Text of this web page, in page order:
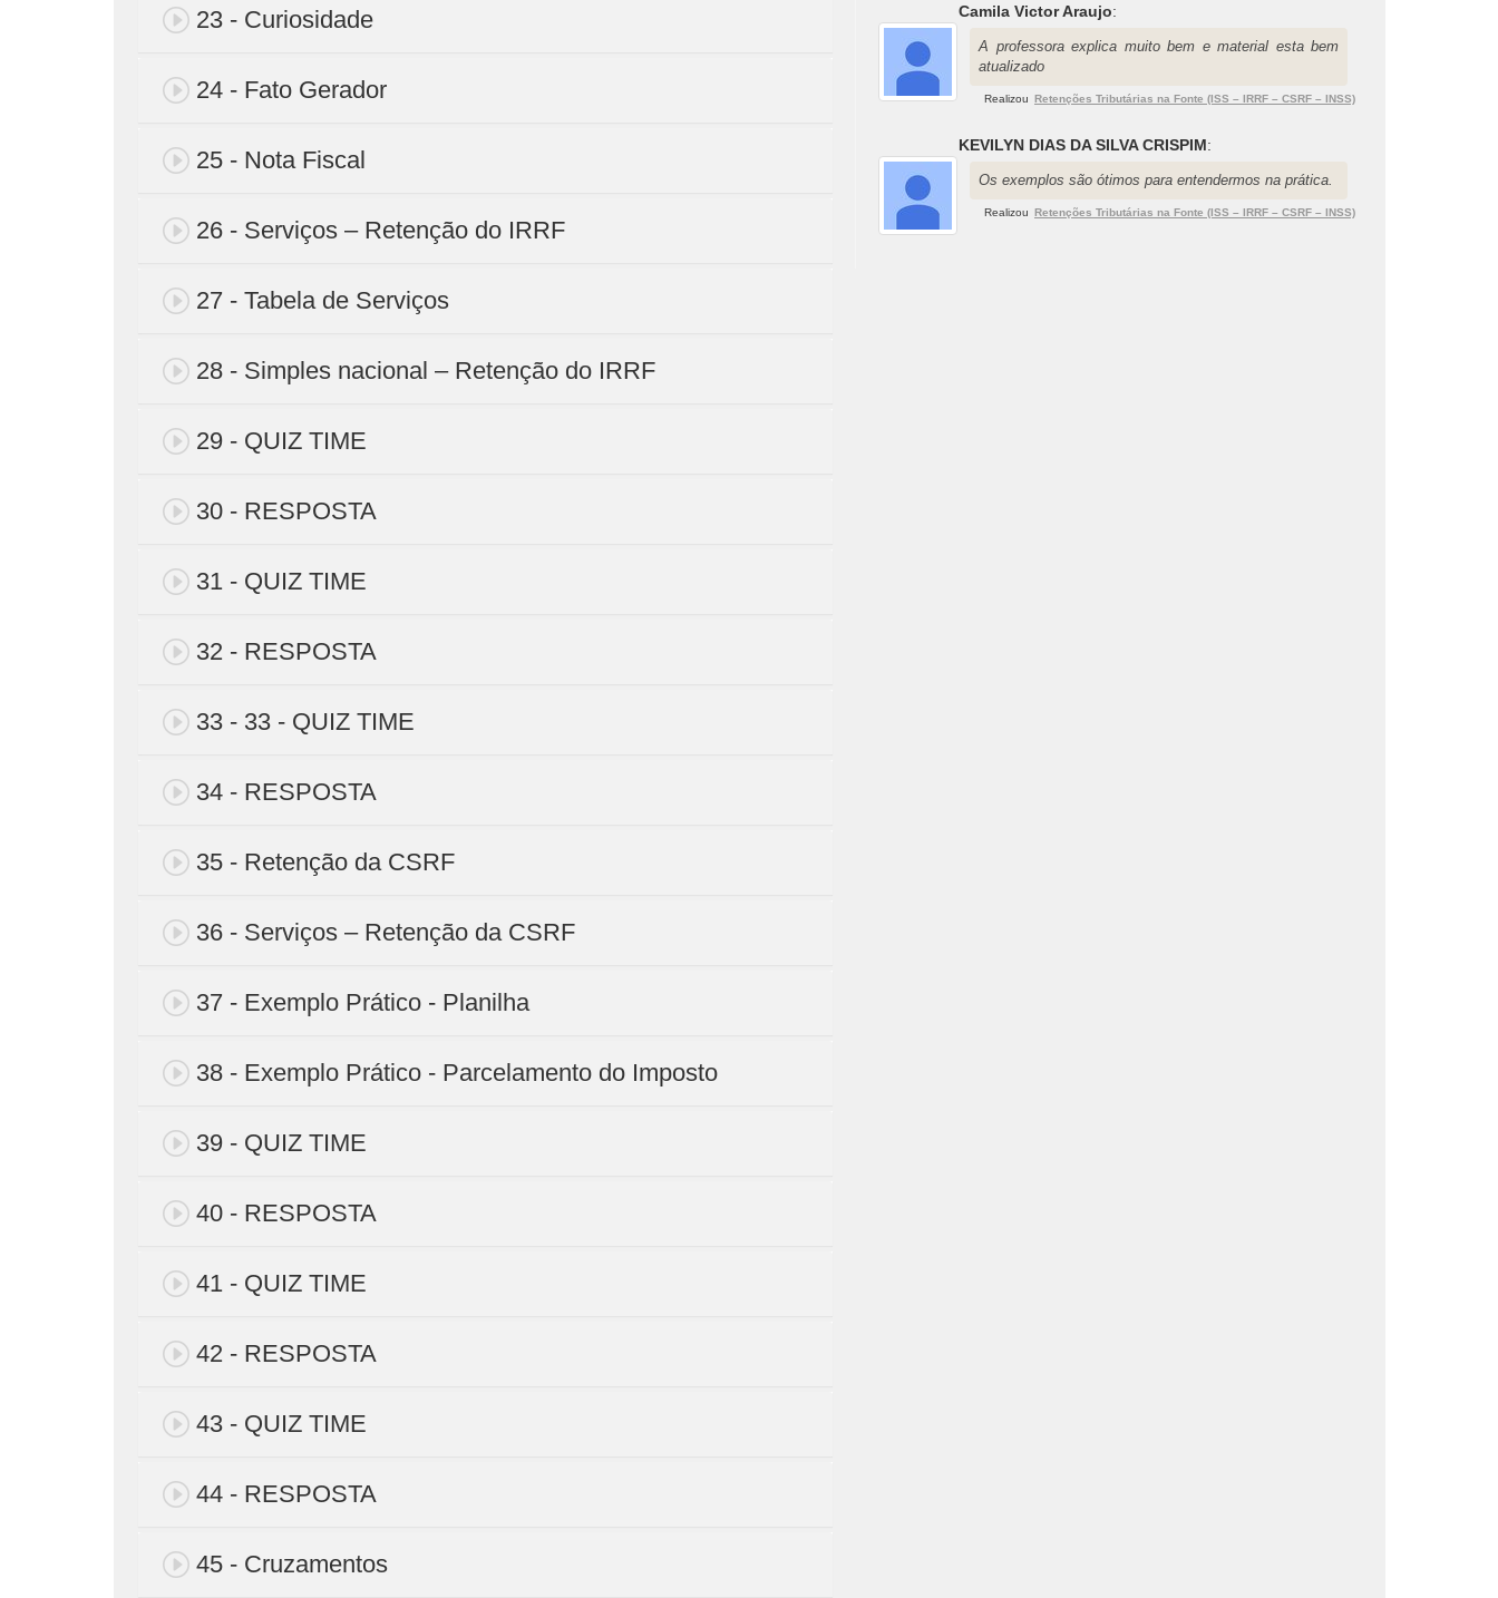
23 - Curiosidade
24 - Fato Gerador
25 - Nota Fiscal
26 - Serviços – Retenção do IRRF
27 - Tabela de Serviços
28 - Simples nacional – Retenção do IRRF
29 - QUIZ TIME
30 - RESPOSTA
31 - QUIZ TIME
32 - RESPOSTA
33 - 33 - QUIZ TIME
34 - RESPOSTA
35 - Retenção da CSRF
36 - Serviços – Retenção da CSRF
37 - Exemplo Prático - Planilha
38 - Exemplo Prático - Parcelamento do Imposto
39 - QUIZ TIME
40 - RESPOSTA
41 - QUIZ TIME
42 - RESPOSTA
43 - QUIZ TIME
44 - RESPOSTA
45 - Cruzamentos
Camila Victor Araujo:
A professora explica muito bem e material esta bem
atualizado
Realizou Retenções Tributárias na Fonte (ISS – IRRF – CSRF – INSS)
KEVILYN DIAS DA SILVA CRISPIM:
Os exemplos são ótimos para entendermos na prática.
Realizou Retenções Tributárias na Fonte (ISS – IRRF – CSRF – INSS)